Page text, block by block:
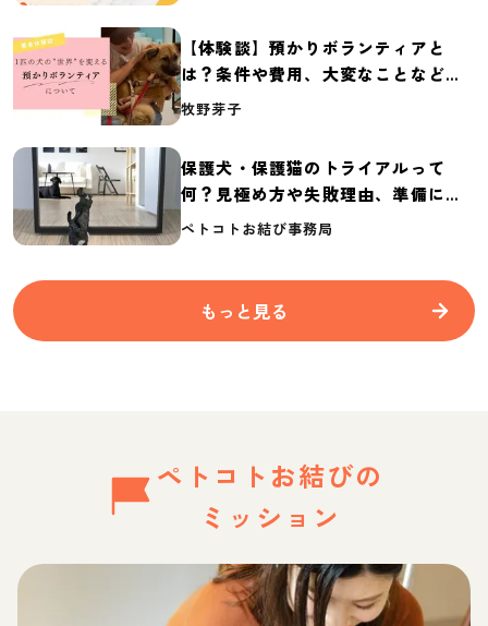
【体験談】預かりボランティアと
は？条件や費用、大変なことなど紹
介
牧野芽子
保護犬・保護猫のトライアルって
何？見極め方や失敗理由、準備に必
要なものを紹介
ペトコトお結び事務局
もっと見る
ペトコトお結びの
ミッション